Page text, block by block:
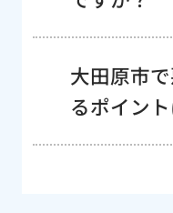
大田原市
るポイン